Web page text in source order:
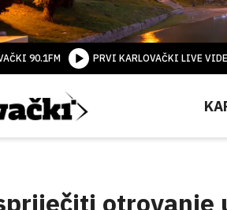
90.1FM PRVI KARLOVAČKI LIVE
otrovanje